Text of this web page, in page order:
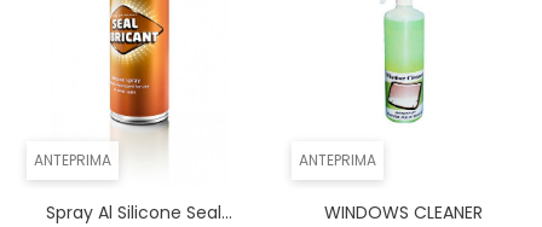
ANTEPRIMA
Spray Al Silicone Seal...
ANTEPRIMA
WINDOWS CLEANER